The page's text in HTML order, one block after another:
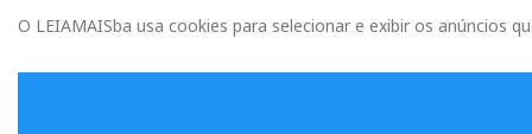
O LEIAMAISba usa cookies para selecionar e exibir os anúncios